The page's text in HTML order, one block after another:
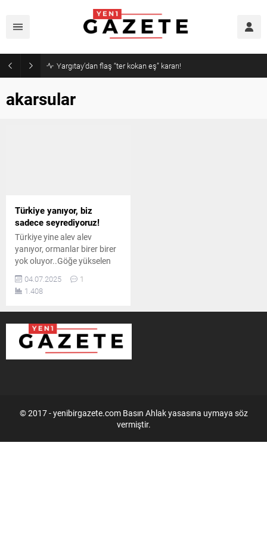
Yargıtay’dan flaş “ter kokan eş” kararı!
akarsular
Türkiye yanıyor, biz
sadece seyrediyoruz!
Türkiye yine alev alev
yanıyor, ormanlar birer birer
yok oluyor..Göğe yükselen
karartıyor, canlılar panik
içinde kaçıyor, toprağın
batıya, kuzeyden güneye
kadar neredeyse her yerden
yangın haberleri
04.07.2025
1
1.408
© 2017 - yenibirgazete.com Basın Ahlak yasasına uymaya söz
vermiştir.